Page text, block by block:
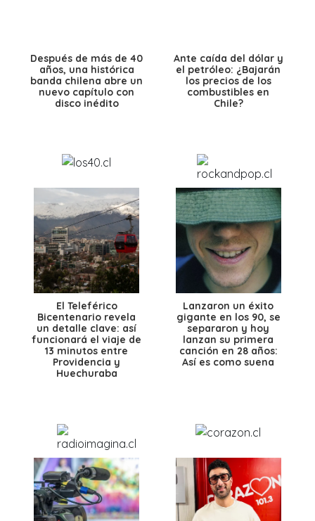
Después de más de 40
años, una histórica
banda chilena abre un
nuevo capítulo con
disco inédito
Ante caída del dólar y
el petróleo: ¿Bajarán
los precios de los
combustibles en
Chile?
El Teleférico
Bicentenario revela
un detalle clave: así
funcionará el viaje de
13 minutos entre
Providencia y
Huechuraba
Lanzaron un éxito
gigante en los 90, se
separaron y hoy
lanzan su primera
canción en 28 años:
Así es como suena